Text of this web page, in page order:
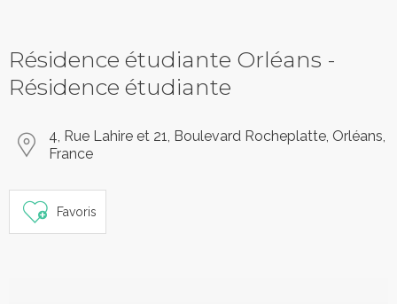
Résidence étudiante Orléans -
Résidence étudiante
4, Rue Lahire et 21, Boulevard Rocheplatte, Orléans,
France
Favoris